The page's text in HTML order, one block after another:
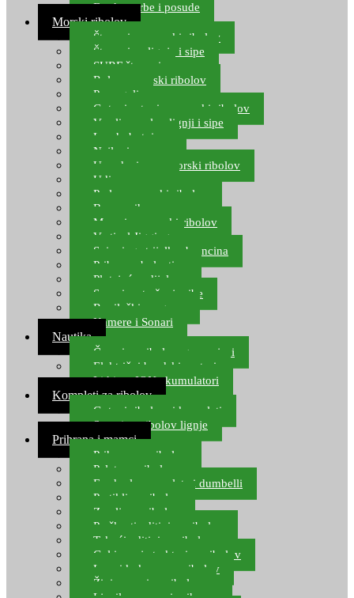
Feeder torbe i posude
Morski ribolov
Štapovi za morski ribolov
Štapovi za lignje i sipe
SURF štapovi
Role za morski ribolov
Parangali
Gotovi setovi za morski ribolov
Varalice za lov lignji i sipe
Lov hobotnice
Najloni za more
Upredenice za morski ribolov
Udice za more
Perle za morski ribolov
Brum prihrana za more
Mamci za morski ribolov
Vertical Jigging
Spinning strijelke, brancina
Pribor za bolentino
Plutajuća odijela
Sonari za traženje ribe
Ronilački program
Kamere i Sonari
Nautika
Čamci za ribolov, gumenjaci
Električni brodski motori
Lithium ION akumulatori
Kompleti za ribolov
Gotovi ribolovni kompleti
Setovi za ribolov lignje
Prihrana i mamci
Prihrana za ribolov
Pelete za ribolov
Feeder lovne pelete i dumbelli
Partikli za ribolov
Zemlja za ribolov
Praškasti aditivi za ribolov
Tekući aditivi za ribolov
Gel i sprej atraktori za ribolov
Lovni kukuruz za ribolov
Živi mamci za ribolov